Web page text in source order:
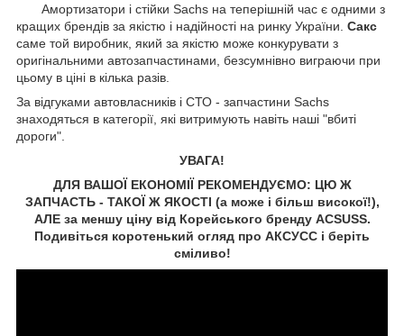
Амортизатори і стійки Sachs на теперішній час є одними з
кращих брендів за якістю і надійності на ринку України. Сакс
саме той виробник, який за якістю може конкурувати з
оригінальними автозапчастинами, безсумнівно виграючи при
цьому в ціні в кілька разів.
За відгуками автовласників і СТО - запчастини Sachs
знаходяться в категорії, які витримують навіть наші "вбиті
дороги".
УВАГА!
ДЛЯ ВАШОЇ ЕКОНОМІЇ РЕКОМЕНДУЄМО: ЦЮ Ж
ЗАПЧАСТЬ - ТАКОЇ Ж ЯКОСТІ (а може і більш високої!),
АЛЕ за меншу ціну від Корейського бренду ACSUSS.
Подивіться коротенький огляд про АКСУСС і беріть
сміливо!